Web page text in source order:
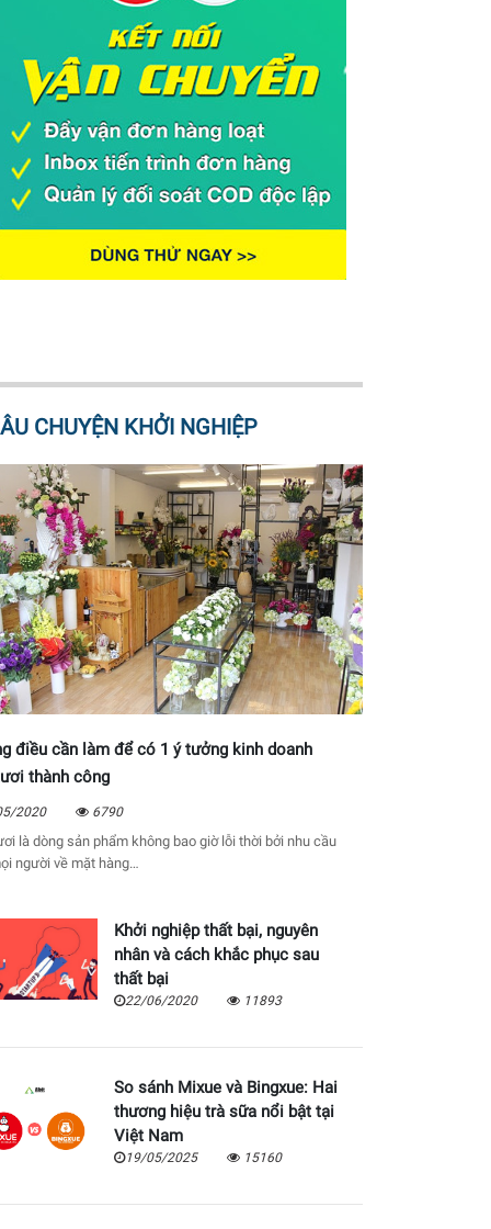
bạn muốn tăng lượt theo dõi cho fanpage của mình bằng
đến trang hơn. Thế…
CHUYỆN KHỞI NGHIỆP
điều cần làm để có 1 ý tưởng kinh doanh
thành công
2020 6790
là dòng sản phẩm không bao giờ lỗi thời bởi nhu cầu
người về mặt hàng…
Khởi nghiệp thất bại, nguyên
nhân và cách khắc phục sau
thất bại
22/06/2020 11893
So sánh Mixue và Bingxue: Hai
thương hiệu trà sữa nổi bật tại
Việt Nam
19/05/2025 15160